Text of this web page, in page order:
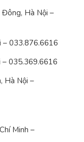
Hà Nội –
– 033.876.6616
035.369.6616
Hà Nội –
Minh –